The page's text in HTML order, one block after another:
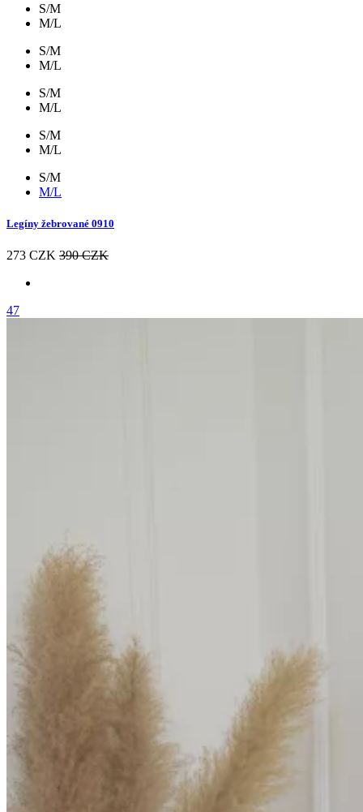
S/M
M/L
S/M
M/L
S/M
M/L
S/M
M/L
S/M
M/L
Legíny žebrované 0910
273 CZK 390 CZK
47